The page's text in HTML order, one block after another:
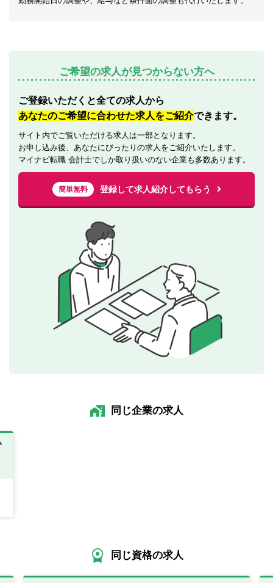
ご希望の求人が見つからない方へ
ご登録いただくと全ての求人から
あなたのご希望に合わせた求人をご紹介できます。
サイト内でご覧いただける求人は一部となります。
お申し込み後、あなたにぴったりの求人をご紹介いたします。
マイナビ転職 会計士でしか取り扱いのない企業も多数あります。
簡単無料 登録して求人紹介してもらう
同じ企業の求人
同じ資格の求人